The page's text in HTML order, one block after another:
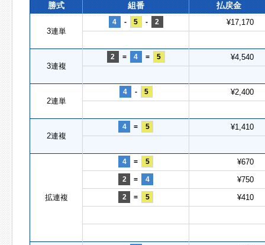
勝式 組番 払戻金
3連単
4 - 5 - 2 ¥17,170
3連複
2 = 4 = 5 ¥4,540
2連単
4 - 5 ¥2,400
2連複
4 = 5 ¥1,410
拡連複
4 = 5 ¥670
2 = 4 ¥750
2 = 5 ¥410